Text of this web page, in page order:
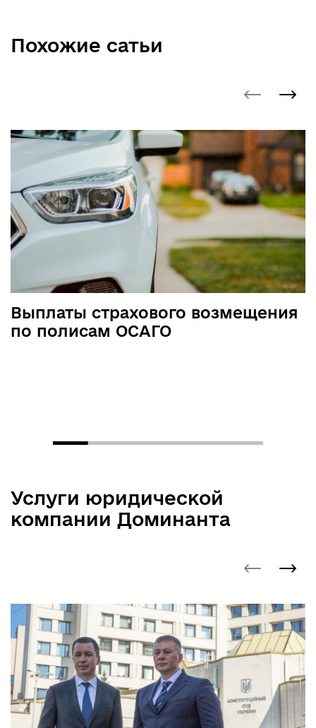
Похожие сатьи
Выплаты страхового возмещения
по полисам ОСАГО
Услуги юридической
компании Доминанта